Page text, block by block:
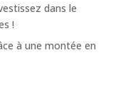
dans le
!
à une montée en